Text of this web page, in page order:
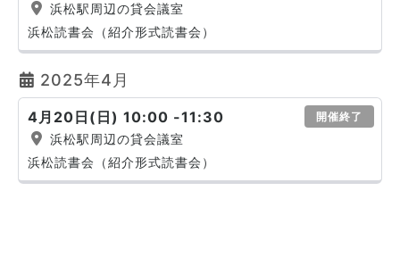
浜松駅周辺の貸会議室
浜松読書会（紹介形式読書会）
2025年4月
4月20日(日) 10:00 -11:30 開催終了
浜松駅周辺の貸会議室
浜松読書会（紹介形式読書会）